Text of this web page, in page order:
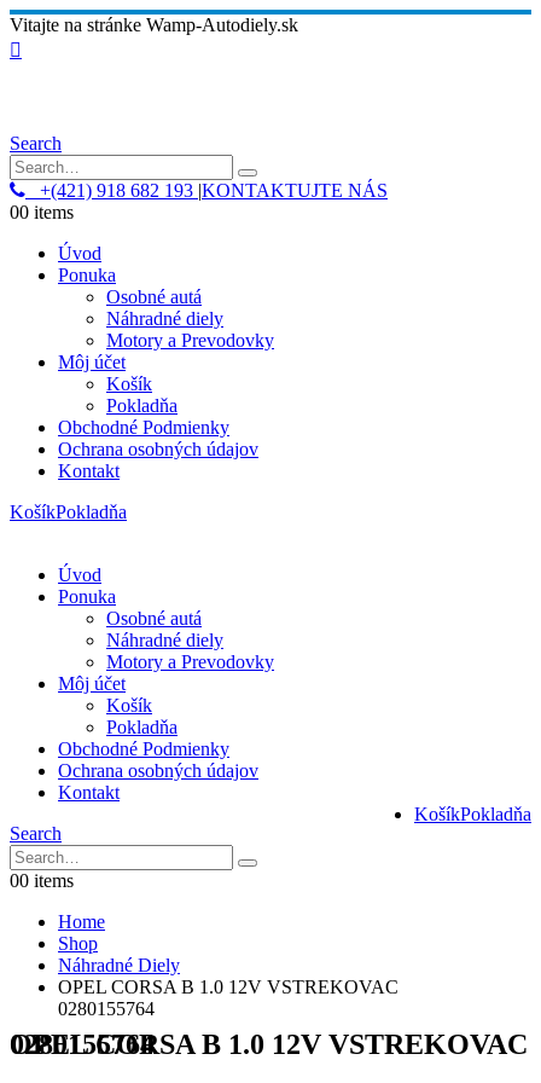
Vitajte na stránke Wamp-Autodiely.sk
Search
+(421) 918 682 193 |KONTAKTUJTE NÁS
00 items
Úvod
Ponuka
Osobné autá
Náhradné diely
Motory a Prevodovky
Môj účet
Košík
Pokladňa
Obchodné Podmienky
Ochrana osobných údajov
Kontakt
KošíkPokladňa
Úvod
Ponuka
Osobné autá
Náhradné diely
Motory a Prevodovky
Môj účet
Košík
Pokladňa
Obchodné Podmienky
Ochrana osobných údajov
Kontakt
KošíkPokladňa
Search
00 items
Home
Shop
Náhradné Diely
OPEL CORSA B 1.0 12V VSTREKOVAC
0280155764
OPEL CORSA B 1.0 12V VSTREKOVAC 0280155764